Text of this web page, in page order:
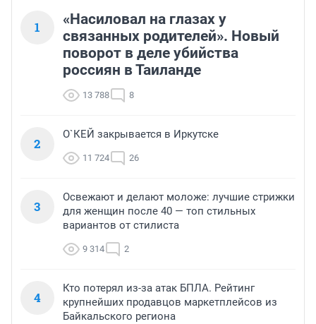
1
«Насиловал на глазах у
связанных родителей». Новый
поворот в деле убийства
россиян в Таиланде
13 788 8
2
О`КЕЙ закрывается в Иркутске
11 724 26
3
Освежают и делают моложе: лучшие стрижки
для женщин после 40 — топ стильных
вариантов от стилиста
9 314 2
4
Кто потерял из-за атак БПЛА. Рейтинг
крупнейших продавцов маркетплейсов из
Байкальского региона